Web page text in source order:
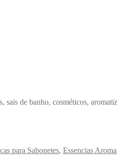
sais de banho, cosméticos,
para Sabonetes, Essencias